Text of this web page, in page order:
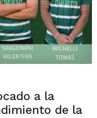
a la
de la